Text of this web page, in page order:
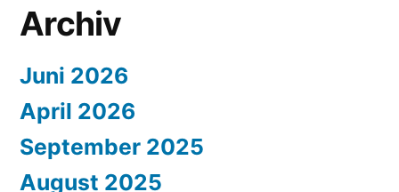
Archiv
Juni 2026
April 2026
September 2025
August 2025